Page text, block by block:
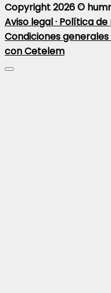
Copyright 2026 ©
Aviso legal · Política de
Condiciones
con Cetelem